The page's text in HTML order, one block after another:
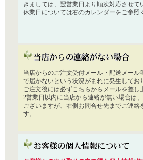
きましては、翌営業日より順次対応させて
休業日については右のカレンダーをご参照
当店からのご注文受付メール・配送メール
で届かないという状況がまれに発生してお
ご注文後には必ずこちらからメールを差し
2営業日以内に当店から連絡が無い場合は
ございますが、右側お問合せ先までご連絡
す。